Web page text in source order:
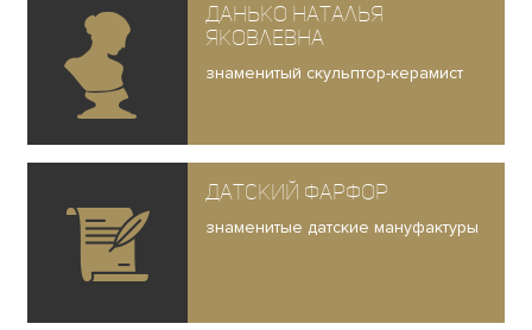
Данько Наталья
Яковлевна
знаменитый скульптор-керамист
Датский фарфор
знаменитые датские мануфактуры